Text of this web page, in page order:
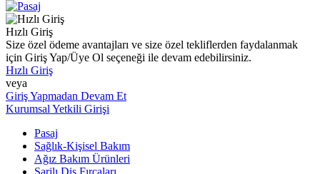
Hızlı Giriş
Size özel ödeme avantajları ve size özel tekliflerden faydalanmak
için Giriş Yap/Üye Ol seçeneği ile devam edebilirsiniz.
Hızlı Giriş
veya
Giriş Yapmadan Devam Et
Kurumsal Yetkili Girişi
Pasaj
Sağlık-Kişisel Bakım
Ağız Bakım Ürünleri
Şarjlı Diş Fırçaları